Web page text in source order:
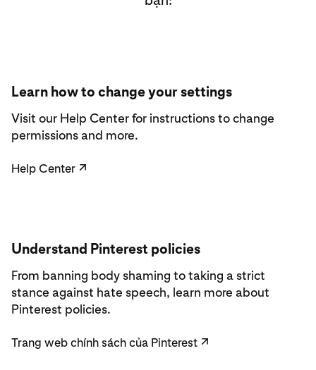
Learn how to change your settings
Visit our Help Center for instructions to change
permissions and more.
Help Center ↗
Understand Pinterest policies
From banning body shaming to taking a strict
stance against hate speech, learn more about
Pinterest policies.
Trang web chính sách của Pinterest ↗